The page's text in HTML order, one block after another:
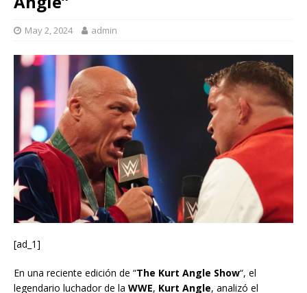
May 2, 2024 admin
[ad_1]
En una reciente edición de “The Kurt Angle Show“, el
legendario luchador de la WWE, Kurt Angle, analizó el